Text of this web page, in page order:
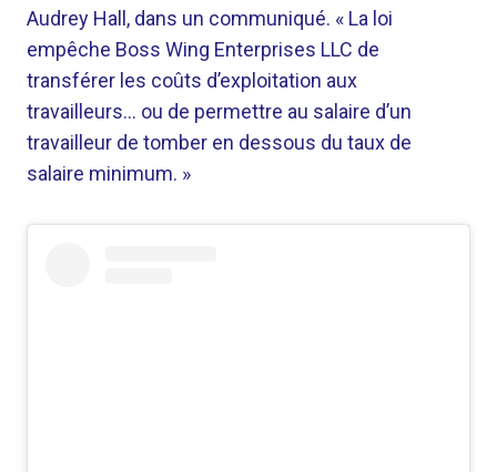
Audrey Hall, dans un communiqué. « La loi
empêche Boss Wing Enterprises LLC de
transférer les coûts d’exploitation aux
travailleurs… ou de permettre au salaire d’un
travailleur de tomber en dessous du taux de
salaire minimum. »